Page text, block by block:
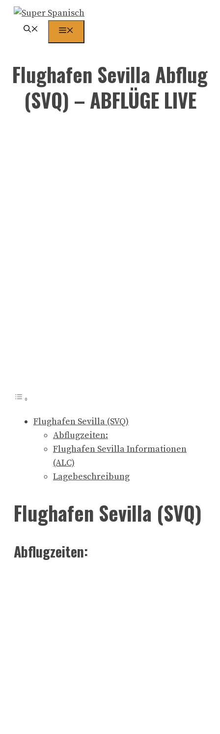
Zum
Inhalt
Flughafen Sevilla Abflug
(SVQ) – ABFLÜGE LIVE
Flughafen Sevilla (SVQ)
Abflugzeiten:
Flughafen Sevilla Informationen
(ALC)
Lagebeschreibung
Flughafen Sevilla (SVQ)
Abflugzeiten: